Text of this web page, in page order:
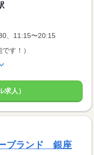
、11:15〜20:15
す！）
求人）
ブランド 銀座